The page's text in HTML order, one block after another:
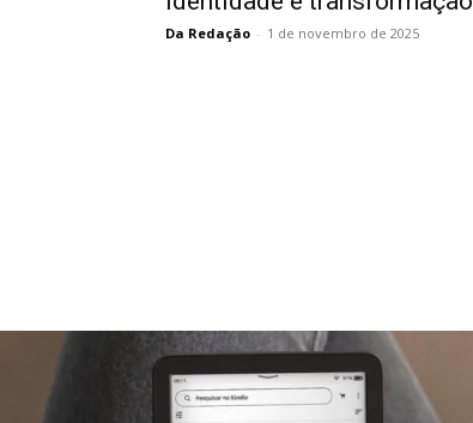
Da Redação - 1 de novembro de 2025